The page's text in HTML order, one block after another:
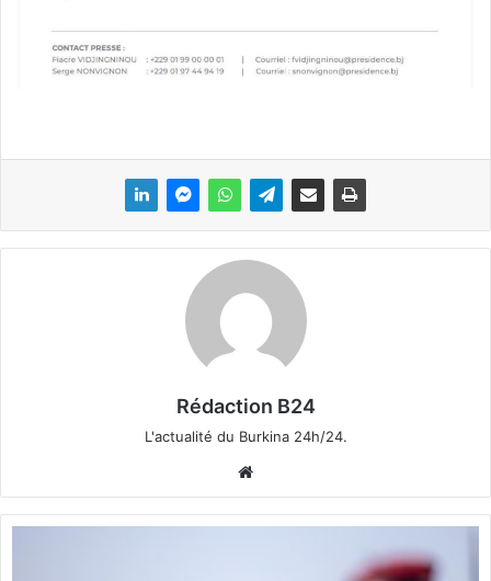
Rédaction B24
L'actualité du Burkina 24h/24.
bsi
te